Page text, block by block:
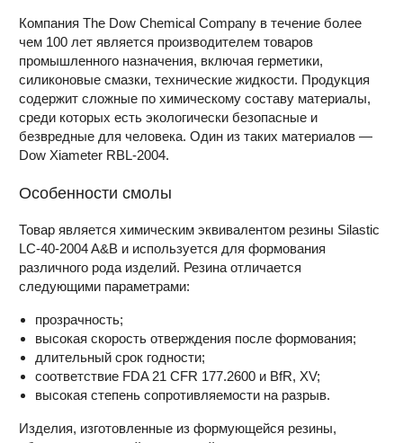
Компания The Dow Chemical Company в течение более
чем 100 лет является производителем товаров
промышленного назначения, включая герметики,
силиконовые смазки, технические жидкости. Продукция
содержит сложные по химическому составу материалы,
среди которых есть экологически безопасные и
безвредные для человека. Один из таких материалов —
Dow Xiameter RBL-2004.
Особенности смолы
Товар является химическим эквивалентом резины Silastic
LC-40-2004 A&B и используется для формования
различного рода изделий. Резина отличается
следующими параметрами:
прозрачность;
высокая скорость отверждения после формования;
длительный срок годности;
соответствие FDA 21 CFR 177.2600 и BfR, XV;
высокая степень сопротивляемости на разрыв.
Изделия, изготовленные из формующейся резины,